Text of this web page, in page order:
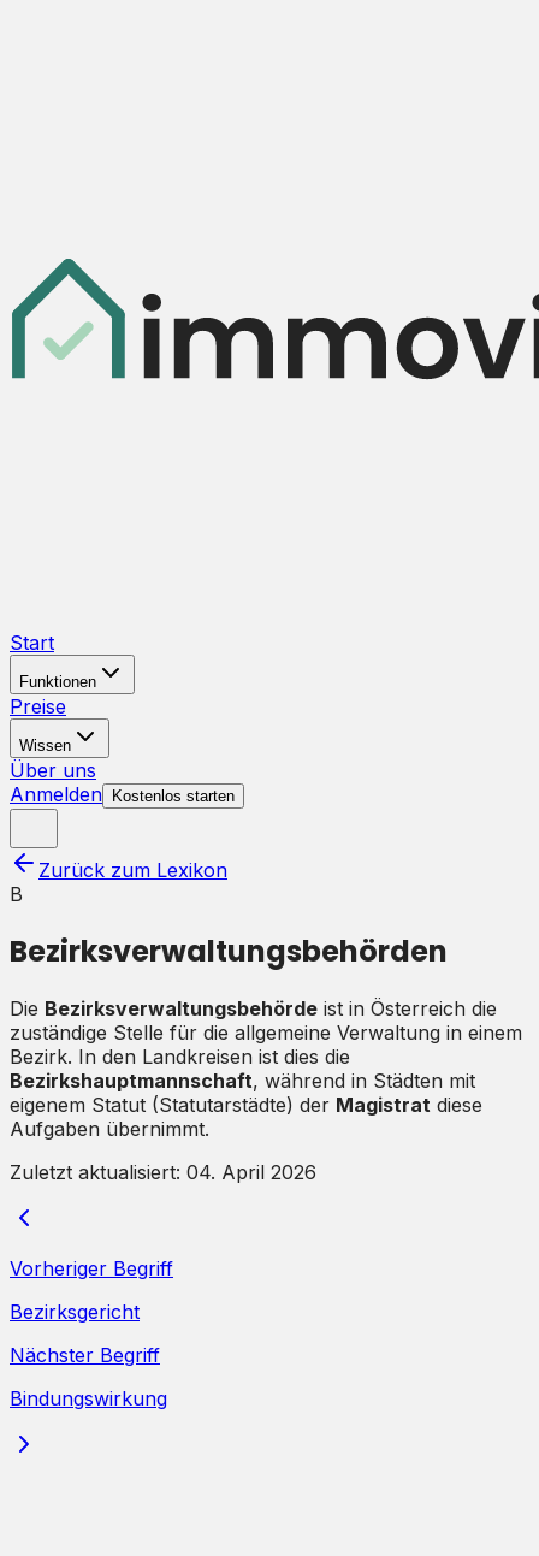
Start
Funktionen
Preise
Wissen
Über uns
Anmelden
Kostenlos starten
Zurück zum Lexikon
B
Bezirksverwaltungsbehörden
Die Bezirksverwaltungsbehörde ist in Österreich die
zuständige Stelle für die allgemeine Verwaltung in einem
Bezirk. In den Landkreisen ist dies die
Bezirkshauptmannschaft, während in Städten mit
eigenem Statut (Statutarstädte) der Magistrat diese
Aufgaben übernimmt.
Zuletzt aktualisiert: 04. April 2026
Vorheriger Begriff
Bezirksgericht
Nächster Begriff
Bindungswirkung